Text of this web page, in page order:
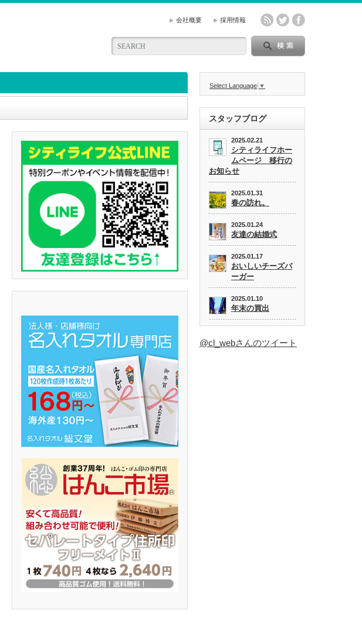
会社概要 採用情報
Select Language ▼
スタッフブログ
2025.02.21
シティライフホー
ムページ 移行の
お知らせ
2025.01.31
春の訪れ。
2025.01.24
友達の結婚式
2025.01.17
おいしいチーズバ
ーガー
2025.01.10
年末の買出
@cl_webさんのツイート